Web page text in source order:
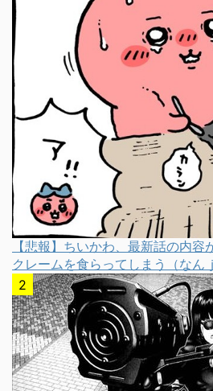
【悲報】ちいかわ、最新話の内
クレームを食らってしまう（なん